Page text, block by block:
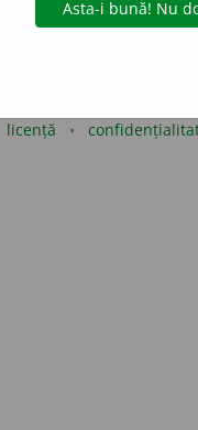
de pe acest site, inclusiv
prealabil scris, cu excepția
licență